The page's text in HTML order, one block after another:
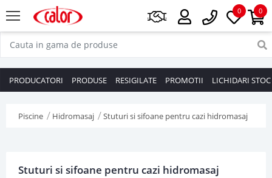
0
0
PRODUCATORI PRODUSE RESIGILATE PROMOTII LICHIDARI STOC
Piscine Hidromasaj Stuturi si sifoane pentru cazi hidromasaj
Stuturi si sifoane pentru cazi hidromasaj